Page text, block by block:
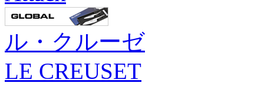
ル・クルーゼ
LE CREUSET